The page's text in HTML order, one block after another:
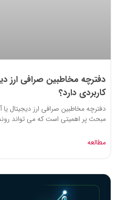
دفترچه مخاطبین صرافی ارز
کاربردی دارد؟
دفترچه مخاطبین صرافی ارز دیجیتال
مبحث پر اهمیتی است که می تواند
مطالعه